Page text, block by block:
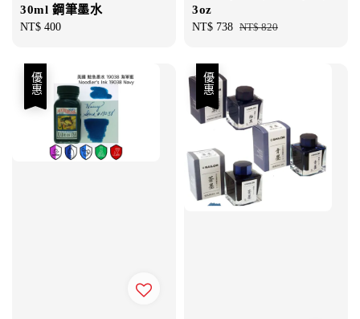
30ml 鋼筆墨水
Regular
NT$ 400
3oz
Sale
NT$ 738 Regular
NT$ 820
優惠 優惠